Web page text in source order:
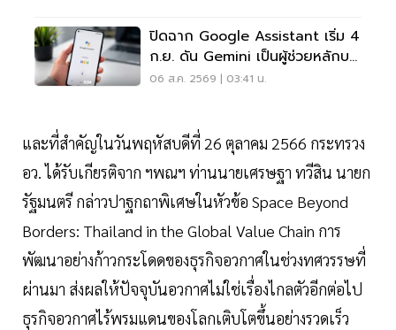
ปิดฉาก Google Assistant เริ่ม 4
ก.ย. ดัน Gemini เป็นผู้ช่วยหลักบน
Android
06 ส.ค. 2569 | 03:41 น.
และที่สำคัญในวันพฤหัสบดีที่ 26 ตุลาคม 2566 กระทรวง
อว. ได้รับเกียรติจาก ฯพณฯ ท่านนายเศรษฐา ทวีสิน นายก
รัฐมนตรี กล่าวปาฐกถาพิเศษในหัวข้อ Space Beyond
Borders: Thailand in the Global Value Chain การ
พัฒนาอย่างก้าวกระโดดของธุรกิจอวกาศในช่วงทศวรรษที่
ผ่านมา ส่งผลให้ปัจจุบันอวกาศไม่ใช่เรื่องไกลตัวอีกต่อไป
ธุรกิจอวกาศไร้พรมแดนของโลกเติบโตขึ้นอย่างรวดเร็ว